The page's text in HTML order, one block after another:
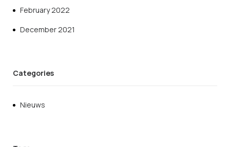
February 2022
December 2021
Categories
Nieuws